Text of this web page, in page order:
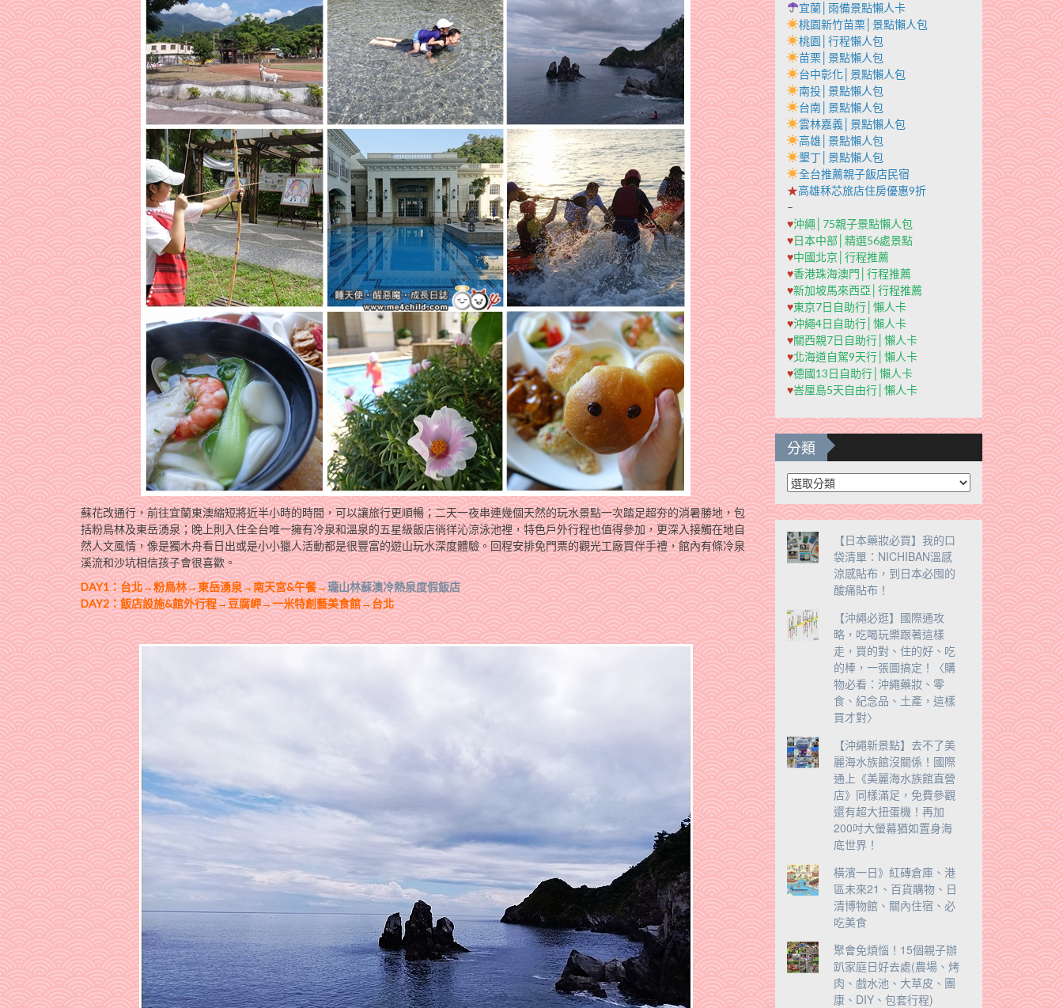
蘇花改通行，前往宜蘭東澳縮短將近半小時的時間，可以讓旅行更順暢；二天一夜串連幾個天然的玩水景點一次踏足超夯的消暑勝地，包
括粉鳥林及東岳湧泉；晚上則入住全台唯一擁有冷泉和溫泉的五星級飯店徜徉沁涼泳池裡，特色戶外行程也值得參加，更深入接觸在地自
然人文風情，像是獨木舟看日出或是小小獵人活動都是很豐富的遊山玩水深度體驗。回程安排免門票的觀光工廠買伴手禮，館內有條冷泉
溪流和沙坑相信孩子會很喜歡。
DAY1：台北→粉鳥林→東岳湧泉→南天宮&午餐→瓏山林蘇澳冷熱泉度假飯店
DAY2：飯店設施&館外行程→豆腐岬→一米特創藝美食館→台北
宜蘭│雨備景點懶人卡
桃園新竹苗栗│景點懶人包
桃園│行程懶人包
苗栗│景點懶人包
台中彰化│景點懶人包
南投│景點懶人包
台南│景點懶人包
雲林嘉義│景點懶人包
高雄│景點懶人包
墾丁│景點懶人包
全台推薦親子飯店民宿
★高雄秝芯旅店住房優惠9折
–
♥沖繩│75親子景點懶人包
♥日本中部│精選56處景點
♥中國北京│行程推薦
♥香港珠海澳門│行程推薦
♥新加坡馬來西亞│行程推薦
♥東京7日自助行│懶人卡
♥沖繩4日自助行│懶人卡
♥關西親7日自助行│懶人卡
♥北海道自駕9天行│懶人卡
♥德國13日自助行│懶人卡
♥峇厘島5天自由行│懶人卡
分類
分
類
【日本藥妝必買】我的口
袋清單：NICHIBAN溫感
涼感貼布，到日本必囤的
酸痛貼布！
【沖繩必逛】國際通攻
略，吃喝玩樂跟著這樣
走，買的對、住的好、吃
的棒，一張圖搞定！〈購
物必看：沖繩藥妝、零
食、紀念品、土產，這樣
買才對〉
【沖繩新景點】去不了美
麗海水族館沒關係！國際
通上《美麗海水族館直營
店》同樣滿足，免費參觀
還有超大扭蛋機！再加
200吋大螢幕猶如置身海
底世界！
橫濱一日》紅磚倉庫、港
區未來21、百貨購物、日
清博物館、關內住宿、必
吃美食
聚會免煩惱！15個親子辦
趴家庭日好去處(農場、烤
肉、戲水池、大草皮、團
康、DIY、包套行程)